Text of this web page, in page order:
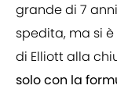
grande di 7
spedita, ma si
di Elliott alla
solo con la